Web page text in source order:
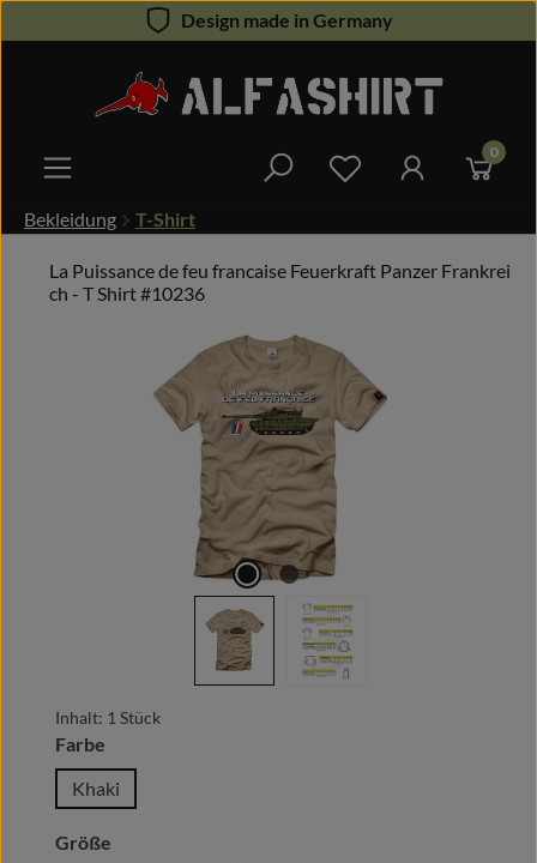
Zum Hauptinhalt springenDesign made in Germany
Du hast 0 0
Bekleidung T-Shirt
La Puissance de feu francaise Feuerkraft Panzer Frankrei
ch - T Shirt #10236
Bildergalerie überspringen
Inhalt: 1 Stück
Farbe
Khaki
Größe